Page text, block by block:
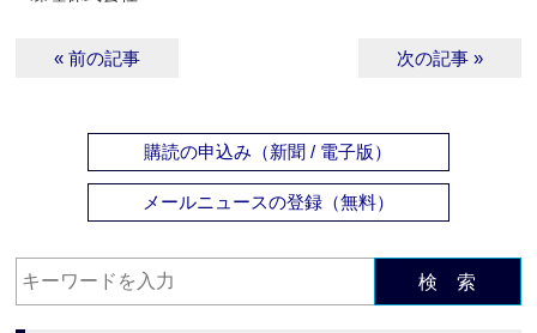
« 前の記事 次の記事 »
購読の申込み（新聞 / 電子版）
メールニュースの登録（無料）
検 索